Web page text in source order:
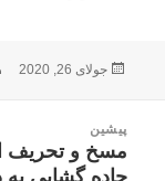
ارسال
جولای 26, 2020
نوشتهپیشین
نوشته
قبلی:
مسخ و تحریف
جاده گشایی به